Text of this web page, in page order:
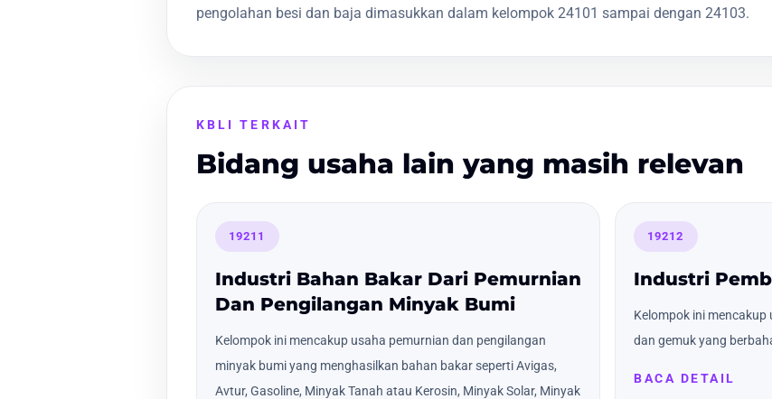
pengolahan besi dan baja dimasukkan dalam kelompok 24101 sampai dengan 24103.
KBLI TERKAIT
Bidang usaha lain yang masih relevan
19211
Industri Bahan Bakar Dari Pemurnian
Dan Pengilangan Minyak Bumi
Kelompok ini mencakup usaha pemurnian dan pengilangan
minyak bumi yang menghasilkan bahan bakar seperti Avigas,
Avtur, Gasoline, Minyak Tanah atau Kerosin, Minyak Solar, Minyak
19212
Industri
Kelompok ini
dan gemuk yang
BACA DETAIL